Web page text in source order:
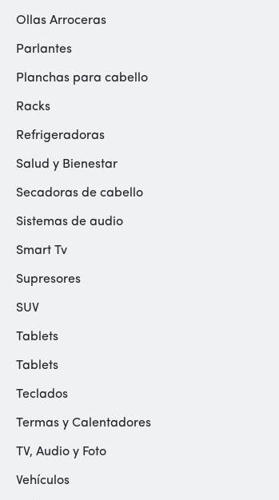
Ollas Arroceras
Parlantes
Planchas para cabello
Racks
Refrigeradoras
Salud y Bienestar
Secadoras de cabello
Sistemas de audio
Smart Tv
Supresores
SUV
Tablets
Tablets
Teclados
Termas y Calentadores
TV, Audio y Foto
Vehículos